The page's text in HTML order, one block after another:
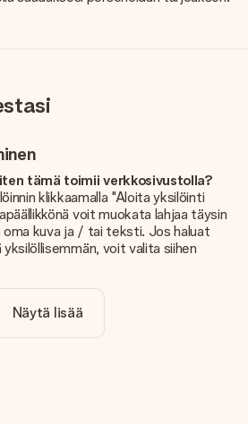
tämä toimii verkkosivustolla?
klikkaamalla "Aloita yksilöinti
voit muokata lahjaa täysin
oma kuva ja / tai teksti. Jos haluat
voit valita siihen
lahjasi yksilöinnin. Hauskaa ja
olet täysin tyytyväinen lahjaasi.
korkealaatuisia valokuvia. Jos olet
Näytä lisää